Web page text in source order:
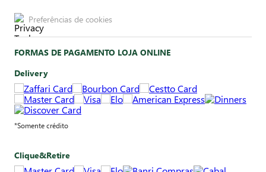
Preferências de cookies
FORMAS DE PAGAMENTO LOJA ONLINE
Delivery
*Somente crédito
Clique&Retire